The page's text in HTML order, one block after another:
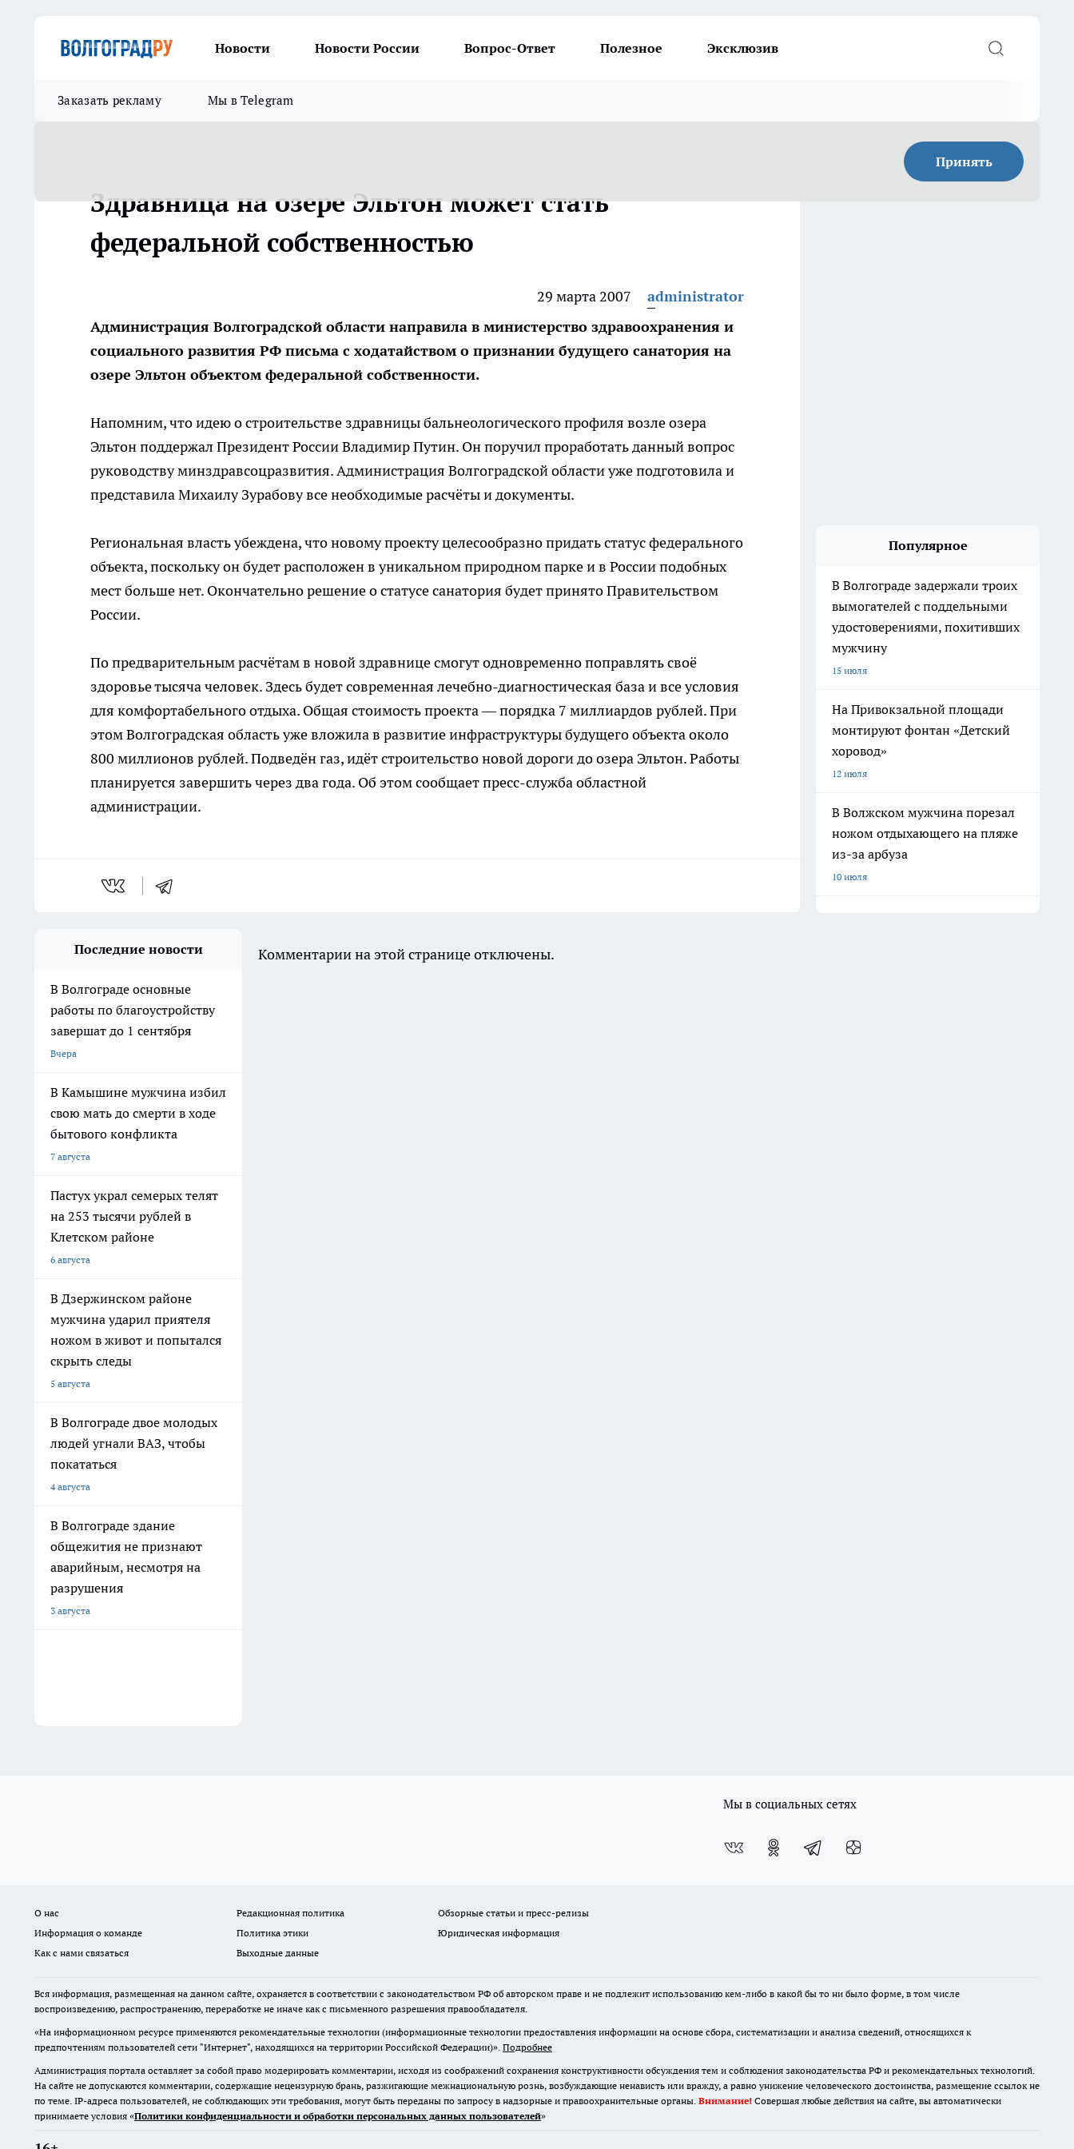
Новости Новости России Вопрос-Ответ Полезное Эксклюзив
Заказать рекламу Мы в Telegram
Принять
Здравница на озере Эльтон может стать
федеральной собственностью
29 марта 2007
administrator
Администрация Волгоградской области направила в министерство здравоохранения и
социального развития РФ письма с ходатайством о признании будущего санатория на
озере Эльтон объектом федеральной собственности.
Напомним, что идею о строительстве здравницы бальнеологического профиля возле озера
Эльтон поддержал Президент России Владимир Путин. Он поручил проработать данный вопрос
руководству минздравсоцразвития. Администрация Волгоградской области уже подготовила и
представила Михаилу Зурабову все необходимые расчёты и документы.
Региональная власть убеждена, что новому проекту целесообразно придать статус федерального
объекта, поскольку он будет расположен в уникальном природном парке и в России подобных
мест больше нет. Окончательно решение о статусе санатория будет принято Правительством
России.
По предварительным расчётам в новой здравнице смогут одновременно поправлять своё
здоровье тысяча человек. Здесь будет современная лечебно-диагностическая база и все условия
для комфортабельного отдыха. Общая стоимость проекта — порядка 7 миллиардов рублей. При
этом Волгоградская область уже вложила в развитие инфраструктуры будущего объекта около
800 миллионов рублей. Подведён газ, идёт строительство новой дороги до озера Эльтон. Работы
планируется завершить через два года. Об этом сообщает пресс-служба областной
администрации.
Популярное
В Волгограде задержали троих
вымогателей с поддельными
удостоверениями, похитивших
мужчину
15 июля
На Привокзальной площади
монтируют фонтан «Детский
хоровод»
12 июля
В Волжском мужчина порезал
ножом отдыхающего на пляже
из-за арбуза
10 июля
Последние новости
В Волгограде основные
работы по благоустройству
завершат до 1 сентября
Вчера
В Камышине мужчина избил
свою мать до смерти в ходе
бытового конфликта
7 августа
Пастух украл семерых телят
на 253 тысячи рублей в
Клетском районе
6 августа
В Дзержинском районе
мужчина ударил приятеля
ножом в живот и попытался
скрыть следы
5 августа
В Волгограде двое молодых
людей угнали ВАЗ, чтобы
покататься
4 августа
В Волгограде здание
общежития не признают
аварийным, несмотря на
разрушения
3 августа
Комментарии на этой странице отключены.
Мы в социальных сетях
О нас Редакционная политика
Обзорные статьи и пресс-релизы
Информация о команде
Политика этики
Юридическая информация
Как с нами связаться
Выходные данные
Вся информация, размещенная на данном сайте, охраняется в соответствии с законодательством РФ об авторском праве и не подлежит использованию кем-либо в какой бы то ни было форме, в том числе
воспроизведению, распространению, переработке не иначе как с письменного разрешения правообладателя.
«На информационном ресурсе применяются рекомендательные технологии (информационные технологии предоставления информации на основе сбора, систематизации и анализа сведений, относящихся к
предпочтениям пользователей сети "Интернет", находящихся на территории Российской Федерации)». Подробнее
Администрация портала оставляет за собой право модерировать комментарии, исходя из соображений сохранения конструктивности обсуждения тем и соблюдения законодательства РФ и рекомендательных технологий.
На сайте не допускаются комментарии, содержащие нецензурную брань, разжигающие межнациональную рознь, возбуждающие ненависть или вражду, а равно унижение человеческого достоинства, размещение ссылок не
по теме. IP-адреса пользователей, не соблюдающих эти требования, могут быть переданы по запросу в надзорные и правоохранительные органы. Внимание! Совершая любые действия на сайте, вы автоматически
принимаете условия «Политики конфиденциальности и обработки персональных данных пользователей»